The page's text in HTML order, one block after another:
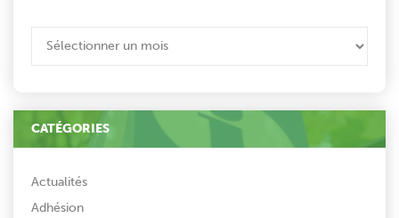
CATÉGORIES
Actualités
Adhésion